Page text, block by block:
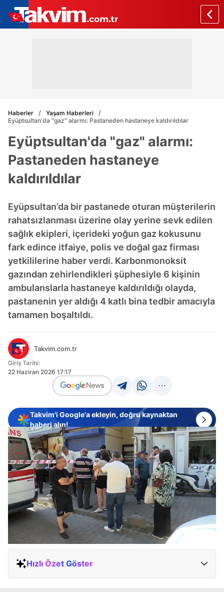
Haberler
Yaşam Haberleri
Eyüptsultan'da "gaz" alarmı: Pastaneden hastaneye kaldırıldılar
Eyüptsultan'da "gaz" alarmı:
Pastaneden hastaneye
kaldırıldılar
Eyüpsultan’da bir pastanede oturan müşterilerin
rahatsızlanması üzerine olay yerine sevk edilen
sağlık ekipleri, içerideki yoğun gaz kokusunu
fark edince itfaiye, polis ve doğal gaz firması
yetkililerine haber verdi. Karbonmonoksit
gazından zehirlendikleri şüphesiyle 6 kişinin
ambulanslarla hastaneye kaldırıldığı olayda,
pastanenin yer aldığı 4 katlı bina tedbir amacıyla
tamamen boşaltıldı.
Takvim.com.tr
Giriş Tarihi:
22 Haziran 2026 17:17
Takvim'i Google'a ekleyin, doğru kaynaktan
haberi alın!
Hızlı Özet Göster